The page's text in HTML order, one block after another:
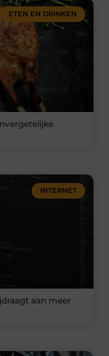
ETEN EN DRINKEN
INTERNET
aan meer